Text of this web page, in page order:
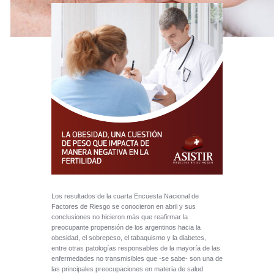
Los resultados de la cuarta Encuesta Nacional de
Factores de Riesgo se conocieron en abril y sus
conclusiones no hicieron más que reafirmar la
preocupante propensión de los argentinos hacia la
obesidad, el sobrepeso, el tabaquismo y la diabetes,
entre otras patologías responsables de la mayoría de las
enfermedades no transmisibles que -se sabe- son una de
las principales preocupaciones en materia de salud